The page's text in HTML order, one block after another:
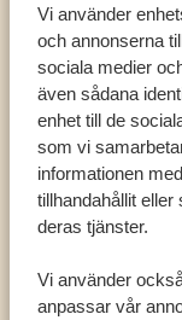
Vi använder
och annonserna
sociala medier
även sådana
enhet till de
som vi
informationen
tillhandahållit
deras tjänster.
Vi använder
anpassar vår
Ring
VÅRA